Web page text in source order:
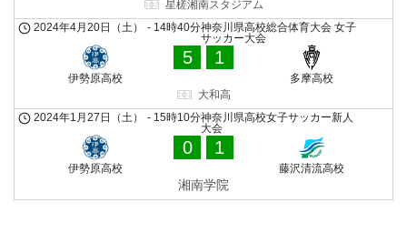
星槎湘南スタジアム
神奈川県高校総合体育大会 女子
サッカー大会
2024年4月20日（土） - 14時40分
伊勢原高校
5 1
多摩高校
大和高
神奈川県高校女子サッカー新人
大会
2024年1月27日（土） - 15時10分
伊勢原高校
0 1
藤沢清流高校
湘南学院